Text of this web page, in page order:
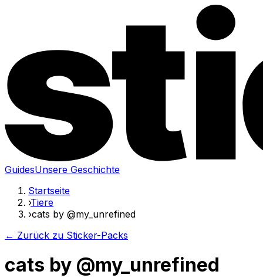
GuidesUnsere Geschichte
Startseite
›Tiere
›cats by @my_unrefined
← Zurück zu Sticker-Packs
cats by @my_unrefined